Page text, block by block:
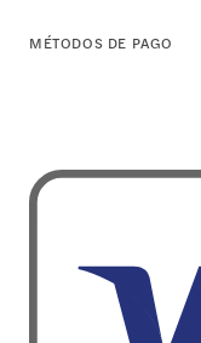
MÉTODOS DE PAGO